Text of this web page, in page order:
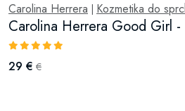
Carolina Herrera Kozmetika do
Carolina Herrera Good Girl
29 € €